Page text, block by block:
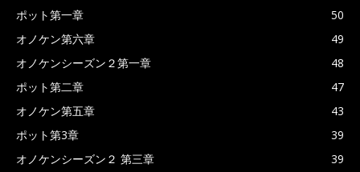
ポット第一章
50
オノケン第六章
49
オノケンシーズン２第一章
48
ポット第二章
47
オノケン第五章
43
ポット第3章
39
オノケンシーズン２ 第三章
39